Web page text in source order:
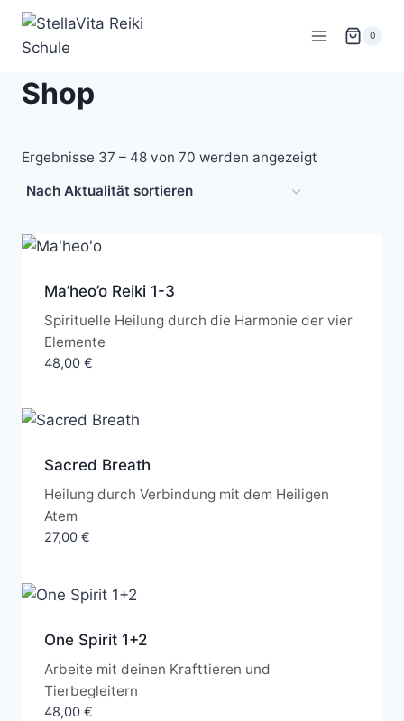
Zum
springen
0
Shop
Ergebnisse 37 – 48 von 70 werden angezeigt
Ma’heo’o Reiki 1-3
Spirituelle Heilung durch die Harmonie der vier
Elemente
48,00 €
Sacred Breath
Heilung durch Verbindung mit dem Heiligen
Atem
27,00 €
One Spirit 1+2
Arbeite mit deinen Krafttieren und
Tierbegleitern
48,00 €